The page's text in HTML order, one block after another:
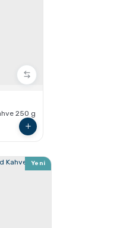
Pot
250 g
Yeni